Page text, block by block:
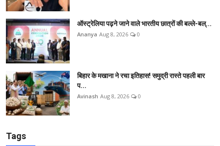
ऑस्ट्रेलिया पढ़ने जाने वाले भारतीय छात्रों की बल्ले-बल्...
Ananya Aug 8, 2026 0
बिहार के मखाना ने रचा इतिहास! समुद्री रास्ते पहली बार
प...
Avinash Aug 8, 2026 0
Tags